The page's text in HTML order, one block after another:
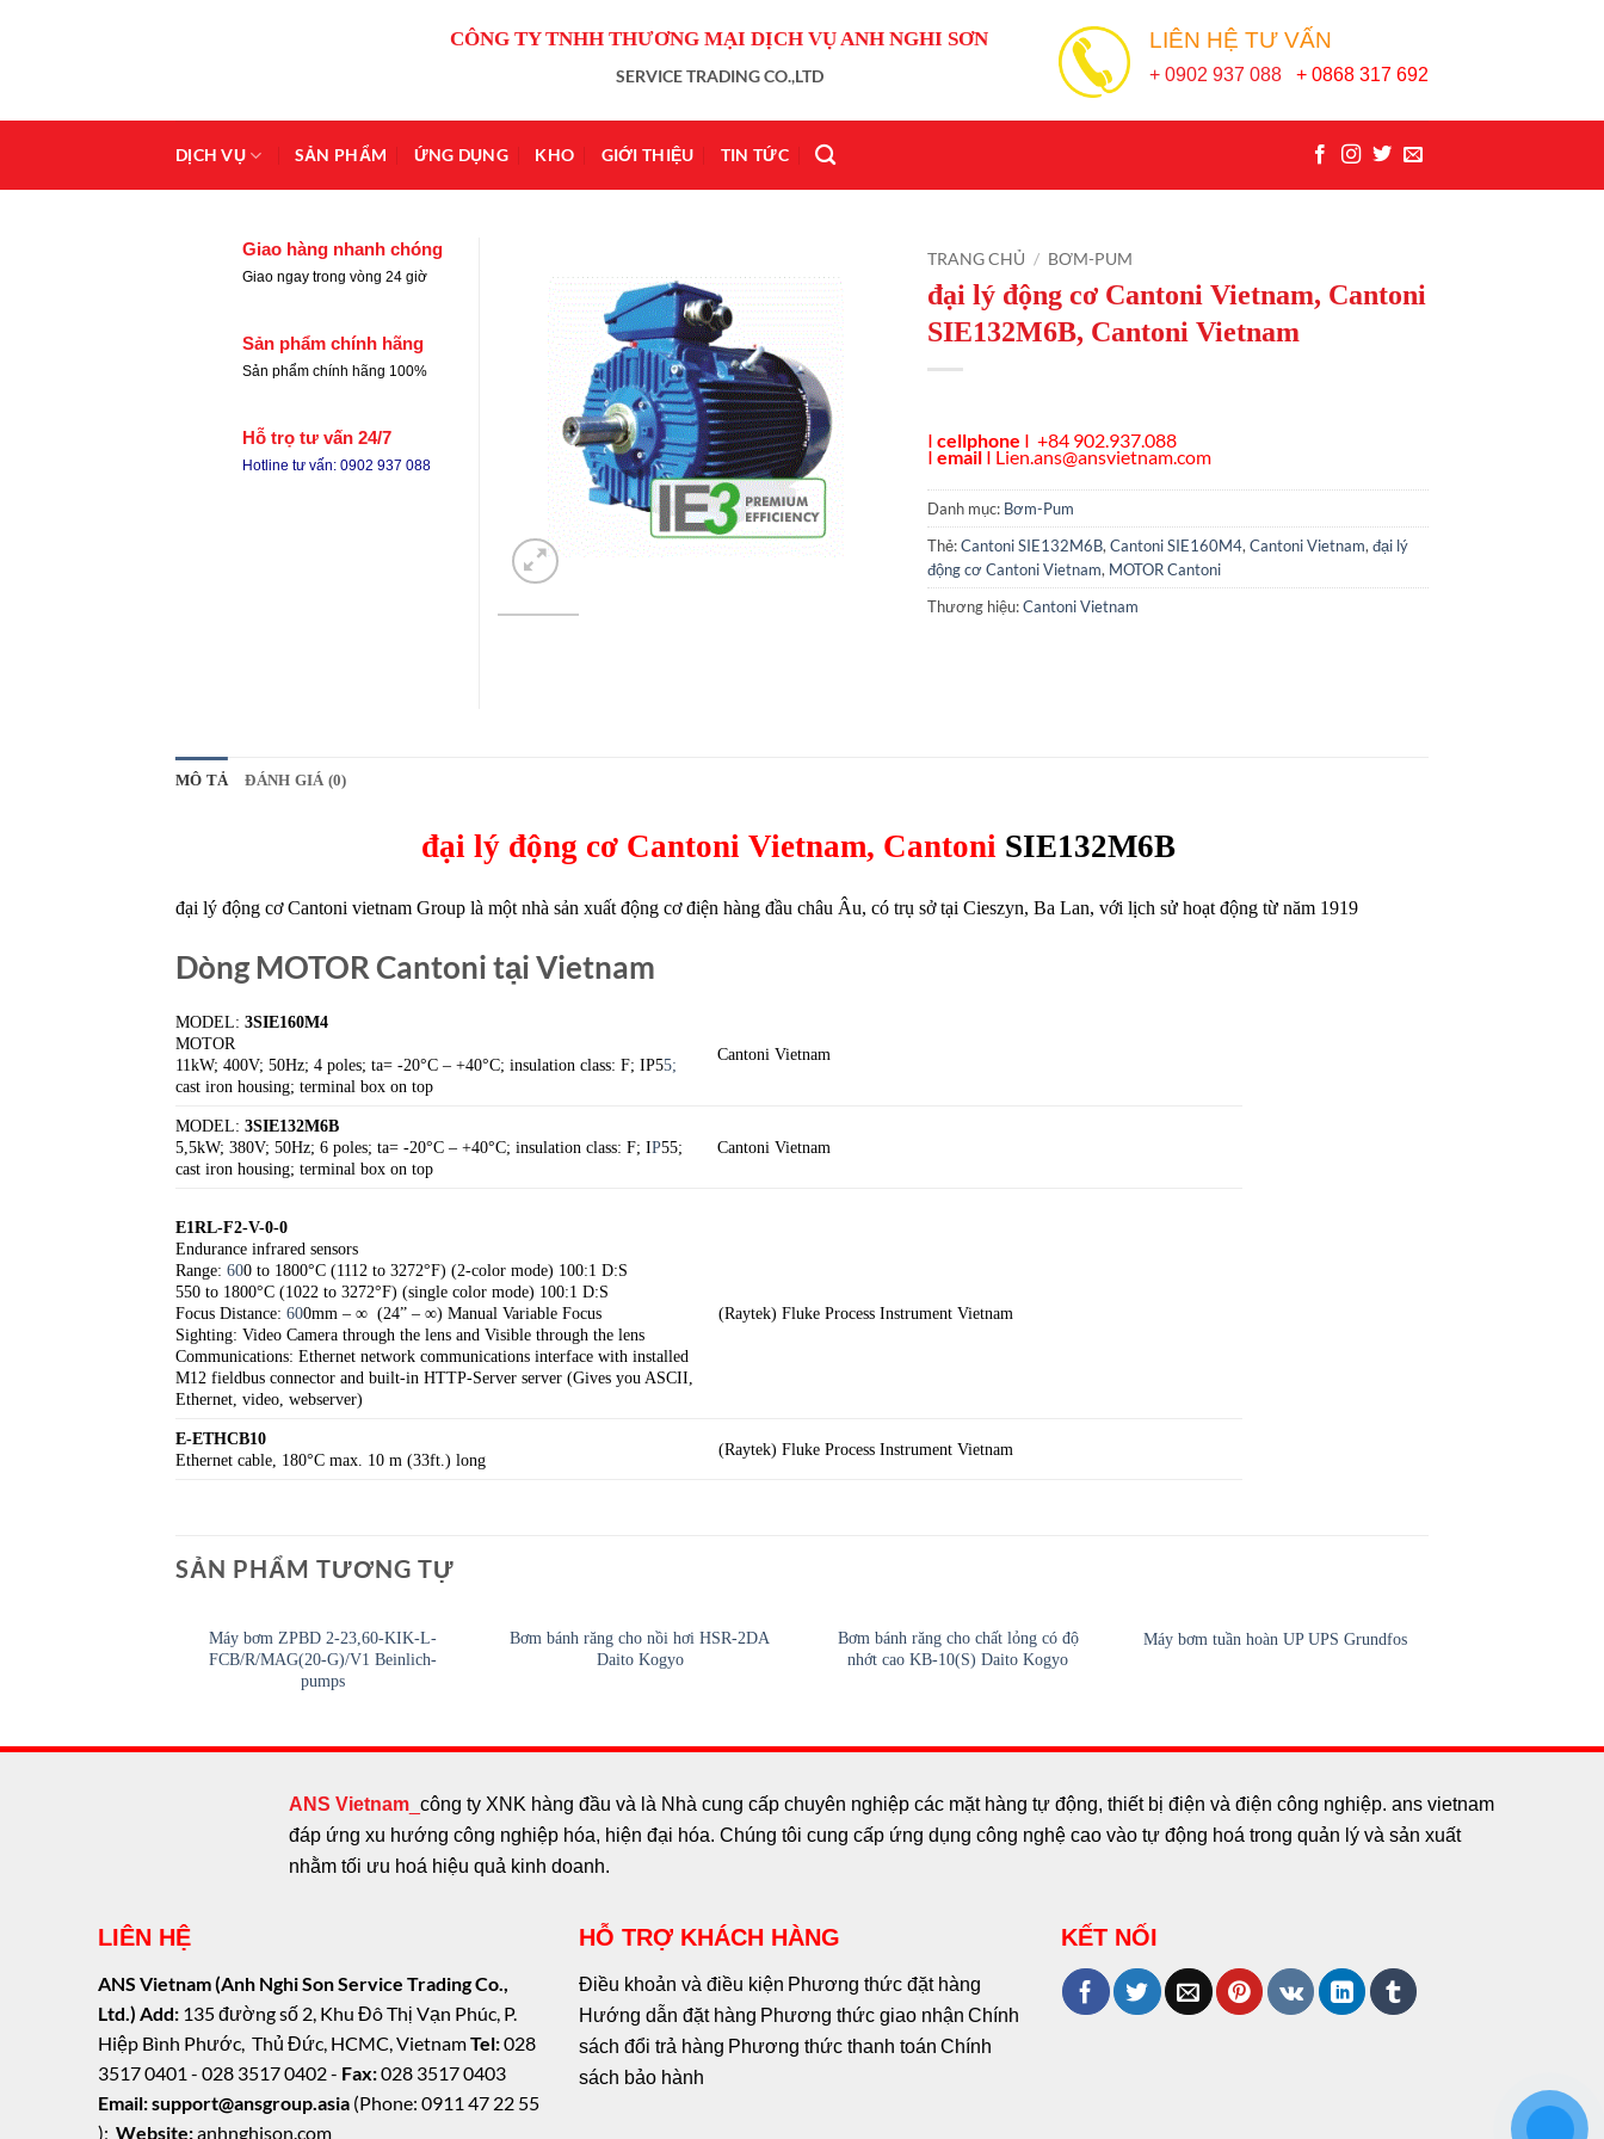
CÔNG TY TNHH THƯƠNG MẠI DỊCH VỤ ANH NGHI SƠN
SERVICE TRADING CO.,LTD
LIÊN HỆ TƯ VẤN
+ 0902 937 088 + 0868 317 692
DỊCH VỤ SẢN PHẨM ỨNG DỤNG KHO GIỚI THIỆU TIN TỨC
TRANG CHỦ / BƠM-PUM
đại lý động cơ Cantoni Vietnam, Cantoni
SIE132M6B, Cantoni Vietnam
I cellphone I +84 902.937.088
I email I Lien.ans@ansvietnam.com
Danh mục: Bơm-Pum
Thẻ:Cantoni SIE132M6B,Cantoni SIE160M4,Cantoni Vietnam,đại lý
động cơ Cantoni Vietnam, MOTOR Cantoni
Thương hiệu:Cantoni Vietnam
Giao hàng nhanh chóng
Giao ngay trong vòng 24 giờ
Sản phẩm chính hãng
Sản phẩm chính hãng 100%
Hỗ trọ tư vấn 24/7
Hotline tư vấn: 0902 937 088
MÔ TẢ ĐÁNH GIÁ (0)
đại lý động cơ Cantoni Vietnam, Cantoni SIE132M6B
đại lý động cơCantoni vietnam Group là một nhà sản xuất động cơ điện hàng đầu châu Âu, có trụ sở tại Cieszyn, Ba Lan, với lịch sử hoạt động từ năm 1919
Dòng MOTOR Cantoni tại Vietnam
MODEL: 3SIE160M4
MOTOR
11kW; 400V; 50Hz; 4 poles; ta= -20°C – +40°C; insulation class: F; IP55;
cast iron housing; terminal box on top
Cantoni Vietnam
MODEL: 3SIE132M6B
5,5kW; 380V; 50Hz; 6 poles; ta= -20°C – +40°C; insulation class: F; IP55;
cast iron housing; terminal box on top
Cantoni Vietnam
E1RL-F2-V-0-0
Endurance infrared sensors
Range: 600 to 1800°C (1112 to 3272°F) (2-color mode) 100:1 D:S
550 to 1800°C (1022 to 3272°F) (single color mode) 100:1 D:S
Focus Distance: 600mm – ∞ (24” – ∞) Manual Variable Focus
Sighting: Video Camera through the lens and Visible through the lens
Communications: Ethernet network communications interface with installed
M12 fieldbus connector and built-in HTTP-Server server (Gives you ASCII,
Ethernet, video, webserver)
(Raytek) Fluke Process Instrument Vietnam
E-ETHCB10
Ethernet cable, 180°C max. 10 m (33ft.) long
(Raytek) Fluke Process Instrument Vietnam
SẢN PHẨM TƯƠNG TỰ
Máy bơm ZPBD 2-23,60-KIK-L-
FCB/R/MAG(20-G)/V1 Beinlich-
pumps
Bơm bánh răng cho nồi hơi HSR-2DA
Daito Kogyo
Bơm bánh răng cho chất lỏng có độ
nhớt cao KB-10(S) Daito Kogyo
Máy bơm tuần hoàn UP UPS Grundfos
ANS Vietnam _công ty XNK hàng đầu và là Nhà cung cấp chuyên nghiệp các mặt hàng tự động, thiết bị điện và điện công nghiệp. ans vietnam
đáp ứng xu hướng công nghiệp hóa, hiện đại hóa. Chúng tôi cung cấp ứng dụng công nghệ cao vào tự động hoá trong quản lý và sản xuất
nhằm tối ưu hoá hiệu quả kinh doanh.
LIÊN HỆ
ANS Vietnam (Anh Nghi Son Service Trading Co.,
Ltd.) Add: 135 đường số 2, Khu Đô Thị Vạn Phúc, P.
Hiệp Bình Phước, Thủ Đức, HCMC, VietnamTel:028
3517 0401 - 028 3517 0402 - Fax:028 3517 0403
Email: support@ansgroup.asia (Phone: 0911 47 22 55
); Website:anhnghison.com
HỖ TRỢ KHÁCH HÀNG
Điều khoản và điều kiện Phương thức đặt hàng
Hướng dẫn đặt hàng Phương thức giao nhận Chính
sách đổi trả hàng Phương thức thanh toán Chính
sách bảo hành
KẾT NỐI